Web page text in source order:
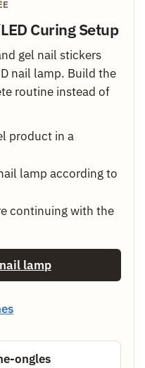
Curing Setup
gel nail stickers
nail lamp. Build the
routine instead of
product in a
lamp according to
continuing with the
lamp
ongles